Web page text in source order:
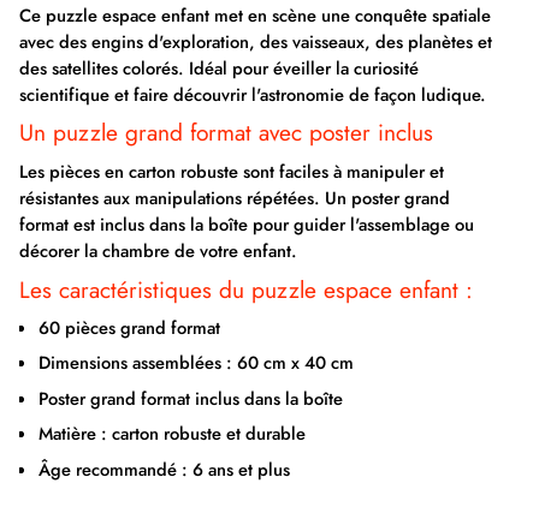
Ce puzzle espace enfant met en scène une conquête spatiale
avec des engins d'exploration, des vaisseaux, des planètes et
des satellites colorés. Idéal pour éveiller la curiosité
scientifique et faire découvrir l'astronomie de façon ludique.
Un puzzle grand format avec poster inclus
Les pièces en carton robuste sont faciles à manipuler et
résistantes aux manipulations répétées. Un poster grand
format est inclus dans la boîte pour guider l'assemblage ou
décorer la chambre de votre enfant.
Les caractéristiques du puzzle espace enfant :
60 pièces grand format
Dimensions assemblées : 60 cm x 40 cm
Poster grand format inclus dans la boîte
Matière : carton robuste et durable
Âge recommandé : 6 ans et plus